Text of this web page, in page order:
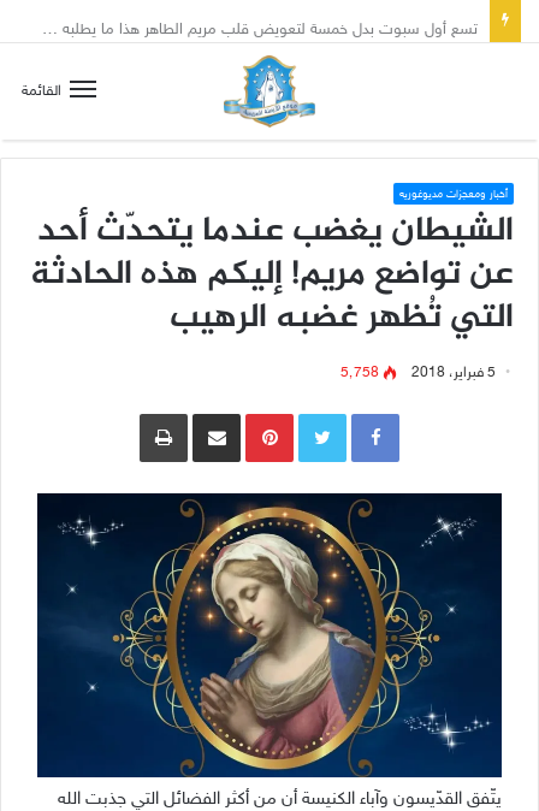
القائمة
أخبار ومعجزات مديوغوريه
الشيطان يغضب عندما يتحدّث أحد
عن تواضع مريم! إليكم هذه الحادثة
التي تُظهر غضبه الرهيب
5 فبراير، 2018 5٬758
Pinterestمشاركة عبر البريد طباعة
يتّفق القدّيسون وآباء الكنيسة أن من أكثر الفضائل التي جذبت الله